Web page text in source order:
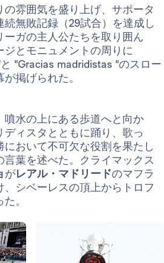
の雰囲気を盛り上げ、サポータ
無敗記録（29試合）を達成し
ーガの主人公たちを取り囲ん
とモニュメントの周りに
"Gracias madridistas "のスロー
掲げられた。
噴水の上にある歩道へと向か
ディスタとともに踊り、歌っ
において不可欠な役割を果たし
葉を述べた。クライマックス
がレアル・マドリードのマフラ
、シベーレスの頂上からトロフ
。